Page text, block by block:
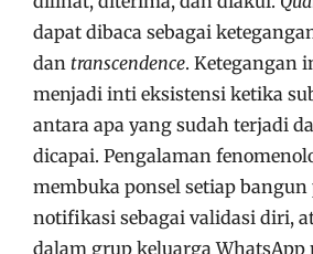
dapat dibaca sebagai
dan transcendence. Ketegangan
menjadi inti eksistensi ketika
antara apa yang sudah terjadi
dicapai. Pengalaman
membuka ponsel setiap bangun
notifikasi sebagai validasi diri,
dalam grup keluarga WhatsApp